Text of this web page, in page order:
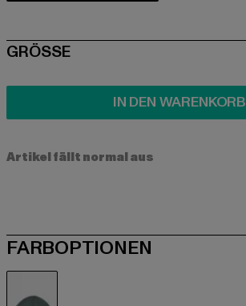
SIZE
GRÖSSE
IN DEN WARENKORB
Artikel fällt normal aus
FARBOPTIONEN